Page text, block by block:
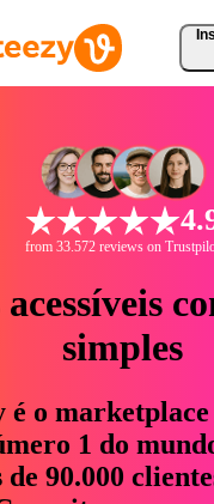
from 33.572 reviews on
simples
é o
1 do
90.000